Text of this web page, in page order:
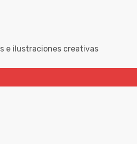
e ilustraciones creativas